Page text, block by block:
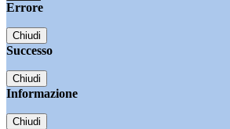
Errore
Chiudi
Successo
Chiudi
Informazione
Chiudi